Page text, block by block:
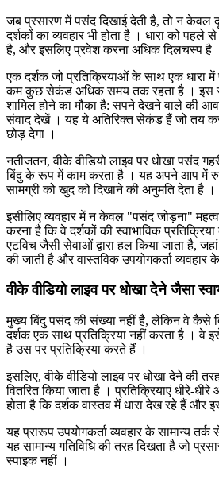
जब प्रसारण में पसंद दिखाई देती है, तो न केवल
दर्शकों का व्यवहार भी होता है । धारा को पहले
है, और इसलिए प्रवेश करना अधिक दिलचस्प है
एक दर्शक जो प्रतिक्रियाओं के साथ एक धारा
कम कुछ सेकंड अधिक समय तक रहता है । इस
शामिल होने का मौका है: सपने देखने वाले की
संवाद देखें । यह ये अतिरिक्त सेकंड हैं जो तय
छोड़ देगा ।
नतीजतन, वीके वीडियो लाइव पर धोखा पसंद
बिंदु के रूप में काम करता है । यह अपने आप में
सामग्री को खुद को दिखाने की अनुमति देता है ।
इसीलिए व्यवहार में न केवल "पसंद जोड़ना"
करना है कि वे दर्शकों की स्वाभाविक
एटविच जैसी सेवाओं द्वारा हल किया जाता है,
की जाती है और वास्तविक उपयोगकर्ता व्यवहार
वीके वीडियो लाइव पर धोखा देने जैसा
मुख्य बिंदु पसंद की संख्या नहीं है, लेकिन वे कैसे
दर्शक एक साथ प्रतिक्रिया नहीं करता है । वे
है उस पर प्रतिक्रिया करते हैं ।
इसलिए, वीके वीडियो लाइव पर धोखा देने की
वितरित किया जाता है । प्रतिक्रियाएं धीरे-
होता है कि दर्शक वास्तव में धारा देख रहे हैं और
यह प्रारूप उपयोगकर्ता व्यवहार के सामान्य
यह सामान्य गतिविधि की तरह दिखता है जो
स्पाइक नहीं ।